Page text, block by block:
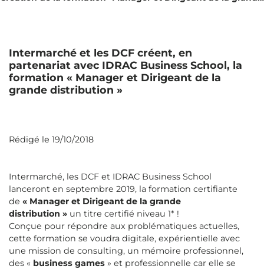
Intermarché et les DCF créent, en
partenariat avec IDRAC Business School, la
formation « Manager et Dirigeant de la
grande distribution »
Rédigé le 19/10/2018
Intermarché, les DCF et IDRAC Business School
lanceront en septembre 2019, la formation certifiante
de « Manager et Dirigeant de la grande
distribution » un titre certifié niveau 1* !
Conçue pour répondre aux problématiques actuelles,
cette formation se voudra digitale, expérientielle avec
une mission de consulting, un mémoire professionnel,
des « business games » et professionnelle car elle se